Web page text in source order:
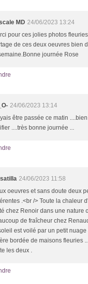
MD 24/06/2023 13:24
pour ces jolies photos
de ces deux oeuvres bien
journée Rose
24/06/2023 13:14
être passée ce matin
....très bonne journée ...
24/06/2023 11:58
oeuvres et sans doute deux
.<br /> Toute la chaleur
chez Renoir dans une nature
de fraîcheur chez
est voilé par un petit
bordée de maisons fleuries
les deux .